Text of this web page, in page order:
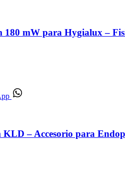
mW para Hygialux –
– Accesorio para